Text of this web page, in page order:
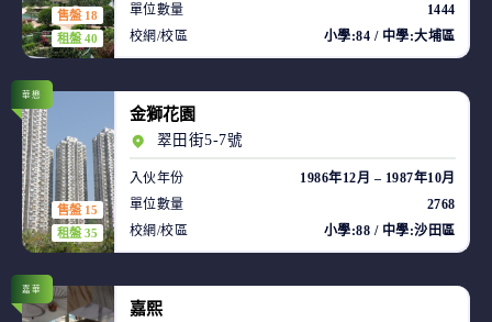
售盤 18
租盤 40
單位數量
1444
校網/校區
小學:84 / 中學:大埔區
售盤 15
租盤 35
華懋
金獅花園
翠田街5-7號
入伙年份
1986年12月 – 1987年10月
單位數量
2768
校網/校區
小學:88 / 中學:沙田區
嘉華
嘉熙